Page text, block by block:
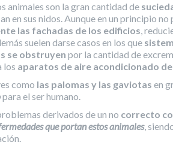
animales son la gran cantidad de
en sus nidos. Aunque en un principio no
las fachadas de los edificios,
suelen darse casos en los que
se obstruyen por la cantidad de
los aparatos de aire acondicionado
como las palomas y las gaviotas en
para el ser humano.
derivados de un no correcto
que portan estos animales,